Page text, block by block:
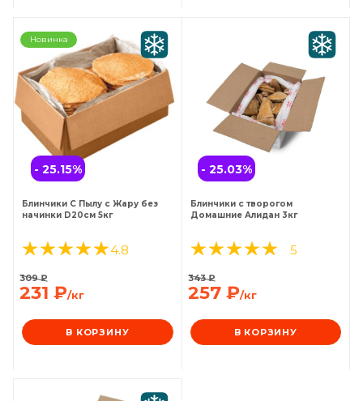
- 25.15%
Новинка
Блинчики С Пылу с Жару без
начинки D20см 5кг
4.8
231 ₽/кг
309₽
В КОРЗИНУ
- 25.03%
Блинчики с творогом
Домашние Алидан 3кг
5
257₽/кг
343₽
В КОРЗИНУ